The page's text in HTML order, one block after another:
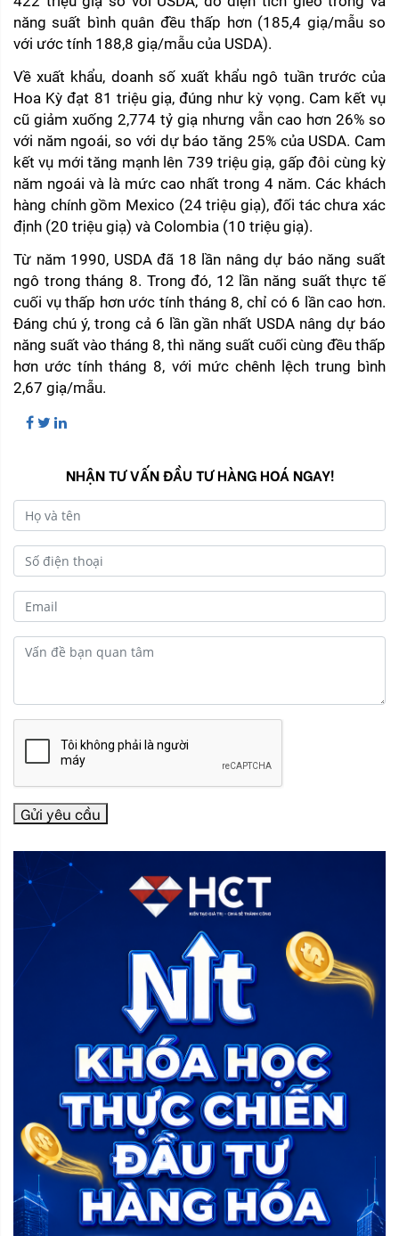
năng suất bình quân đều thấp hơn (185,4 giạ/mẫu so
với ước tính 188,8 giạ/mẫu của USDA).
Về xuất khẩu, doanh số xuất khẩu ngô tuần trước của
Hoa Kỳ đạt 81 triệu giạ, đúng như kỳ vọng. Cam kết vụ
cũ giảm xuống 2,774 tỷ giạ nhưng vẫn cao hơn 26% so
với năm ngoái, so với dự báo tăng 25% của USDA. Cam
kết vụ mới tăng mạnh lên 739 triệu giạ, gấp đôi cùng kỳ
năm ngoái và là mức cao nhất trong 4 năm. Các khách
hàng chính gồm Mexico (24 triệu giạ), đối tác chưa xác
định (20 triệu giạ) và Colombia (10 triệu giạ).
Từ năm 1990, USDA đã 18 lần nâng dự báo năng suất
ngô trong tháng 8. Trong đó, 12 lần năng suất thực tế
cuối vụ thấp hơn ước tính tháng 8, chỉ có 6 lần cao hơn.
Đáng chú ý, trong cả 6 lần gần nhất USDA nâng dự báo
năng suất vào tháng 8, thì năng suất cuối cùng đều thấp
hơn ước tính tháng 8, với mức chênh lệch trung bình
2,67 giạ/mẫu.
NHẬN TƯ VẤN ĐẦU TƯ HÀNG HOÁ NGAY!
Gửi yêu cầu